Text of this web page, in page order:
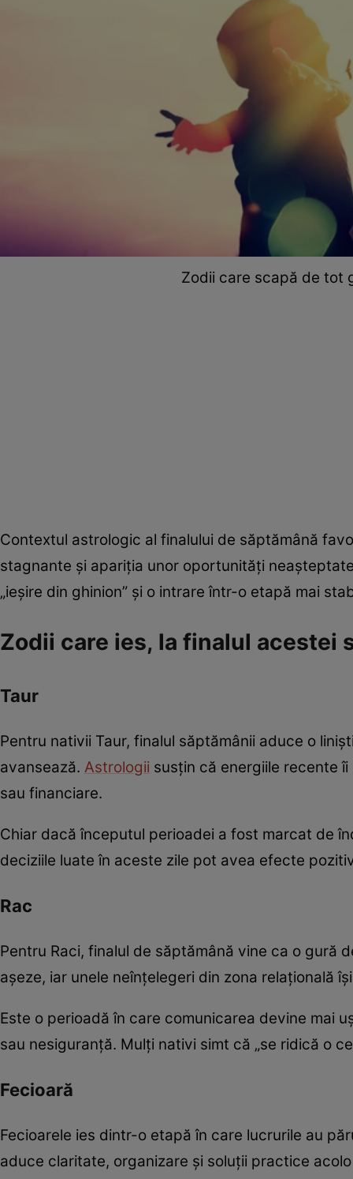
Zodii care scapă de tot
Contextul astrologic al finalului de săptămână
stagnante și apariția unor oportunități
„ieșire din ghinion” și o intrare într-o etapă mai
Zodii care ies, la finalul
Taur
Pentru nativii Taur, finalul săptămânii aduce o
avansează. Astrologii susțin că energiile recente
sau financiare.
Chiar dacă începutul perioadei a fost marcat de
deciziile luate în aceste zile pot avea efecte
Rac
Pentru Raci, finalul de săptămână vine ca o gură
așeze, iar unele neînțelegeri din zona relațională
Este o perioadă în care comunicarea devine mai
sau nesiguranță. Mulți nativi simt că „se ridică o
Fecioară
Fecioarele ies dintr-o etapă în care lucrurile au
aduce claritate, organizare și soluții practice